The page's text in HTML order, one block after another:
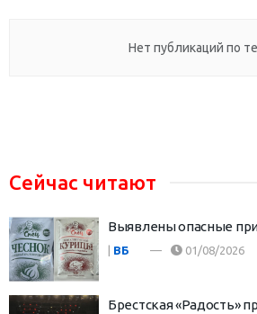
Нет публикаций по
Сейчас читают
Выявлены опасные
ВБ 01/08/2026
Брестская «Радость»